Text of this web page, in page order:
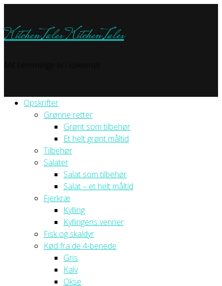
KitchenTalesKitchenTales
Opskrifter
Grønne retter
Grønt som tilbehør
Et helt grønt måltid
Tilbehør
Salater
Salat som tilbehør
Salat – et helt måltid
Fjerkræ
Kylling
Kyllingens venner
Fisk og skaldyr
Kød fra de 4-benede
Gris
Kalv
Okse